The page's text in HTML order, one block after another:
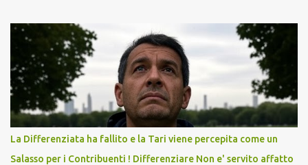
Vaccino come: l' Amaro del Capo, era "spettacolare Ghiacciato, ma
andava bene anche, a Temperatura Ambiente"! Riproponiamo
l'articolo per NON Dimenticare!
La Differenziata ha fallito e la Tari viene percepita come un
Salasso per i Contribuenti ! Differenziare Non e' servito affatto